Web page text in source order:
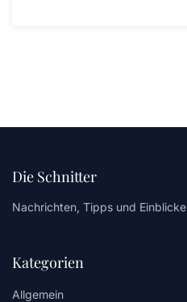
Die Schnitter
Nachrichten, Tipps und Einblicke
Kategorien
Allgemein